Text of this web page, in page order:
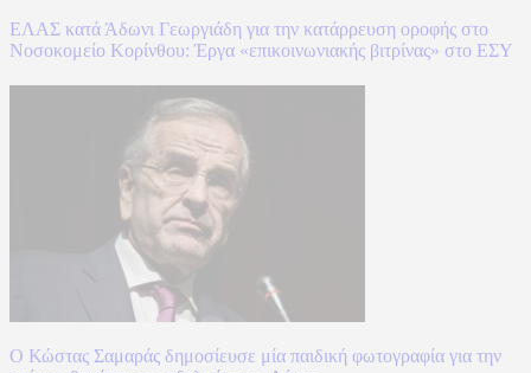
ΕΛΑΣ κατά Άδωνι Γεωργιάδη για την κατάρρευση οροφής στο
Νοσοκομείο Κορίνθου: Έργα «επικοινωνιακής βιτρίνας» στο ΕΣΥ
Ο Κώστας Σαμαράς δημοσίευσε μία παιδική φωτογραφία για την